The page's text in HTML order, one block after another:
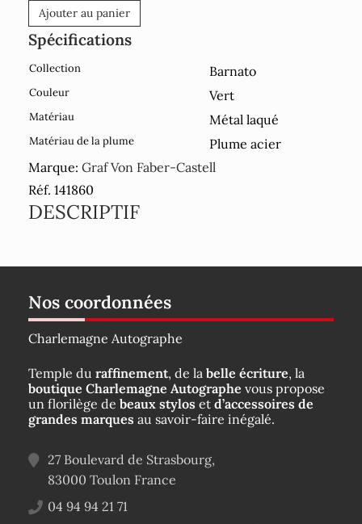
Ajouter au panier
Spécifications
Collection Barnato
Couleur Vert
Matériau Métal laqué
Matériau de la plume
Plume acier
Marque: Graf Von Faber-Castell
Réf. 141860
DESCRIPTIF
Nos coordonnées
Charlemagne Autographe
Temple du raffinement, de la belle écriture, la
boutique Charlemagne Autographe vous propose
un florilège de beaux stylos et d’accessoires de
grandes marques au savoir-faire inégalé.
27 Boulevard de Strasbourg,
83000 Toulon France
04 94 94 21 71